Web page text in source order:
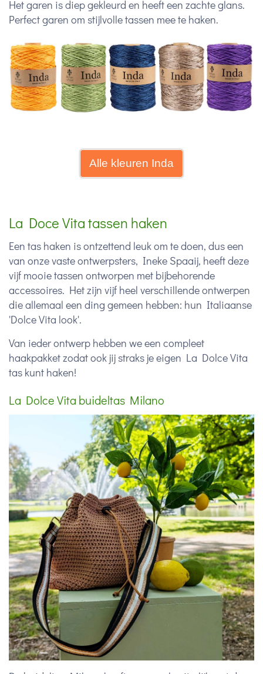
Het garen is diep gekleurd en heeft een zachte glans.
Perfect garen om stijlvolle tassen mee te haken.
Alle kleuren Inda
La Doce Vita tassen haken
Een tas haken is ontzettend leuk om te doen, dus een
van onze vaste ontwerpsters, Ineke Spaaij, heeft deze
vijf mooie tassen ontworpen met bijbehorende
accessoires. Het zijn vijf heel verschillende ontwerpen
die allemaal een ding gemeen hebben: hun Italiaanse
'Dolce Vita look'.
Van ieder ontwerp hebben we een compleet
haakpakket zodat ook jij straks je eigen La Dolce Vita
tas kunt haken!
La Dolce Vita buideltas Milano